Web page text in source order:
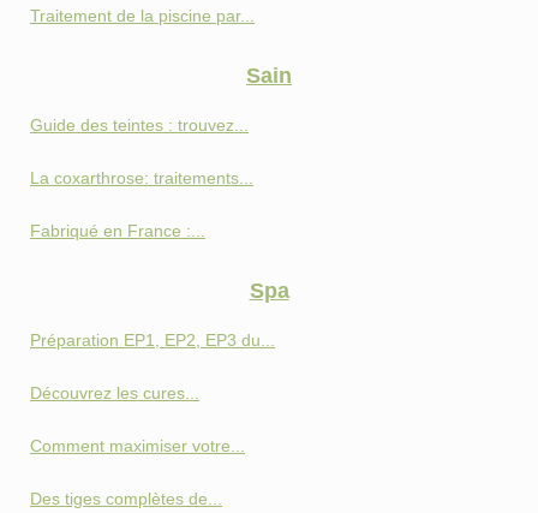
Traitement de la piscine par...
Sain
Guide des teintes : trouvez...
La coxarthrose: traitements...
Fabriqué en France :...
Spa
Préparation EP1, EP2, EP3 du...
Découvrez les cures...
Comment maximiser votre...
Des tiges complètes de...